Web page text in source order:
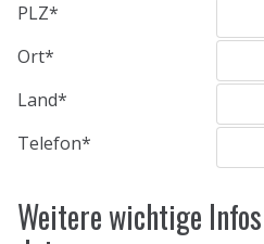
PLZ*
Ort*
Land*
Telefon*
Weitere wichtige